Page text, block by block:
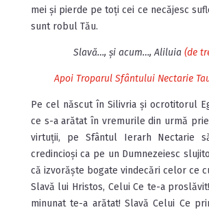
mei și pierde pe toți cei ce necăjesc
sunt robul Tău.
Slavă…, și acum…, Aliluia (de
Apoi Troparul Sfântului Nectarie
Pe cel născut în Silivria şi ocrotitorul
ce s-a arătat în vremurile din urmă
virtuţii, pe Sfântul Ierarh Nectarie
credincioşi ca pe un Dumnezeiesc
că izvorăşte bogate vindecări celor ce
Slavă lui Hristos, Celui Ce te-a
minunat te-a arătat! Slavă Celui Ce